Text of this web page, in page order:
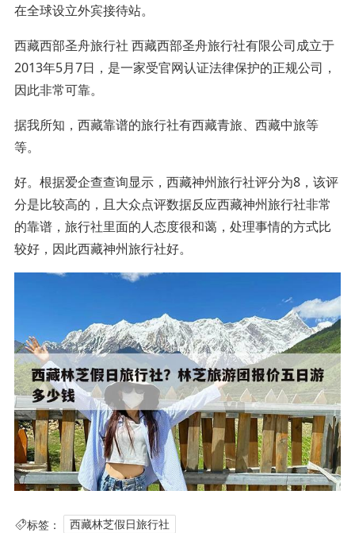
在全球设立外宾接待站。
西藏西部圣舟旅行社 西藏西部圣舟旅行社有限公司成立于
2013年5月7日，是一家受官网认证法律保护的正规公司，
因此非常可靠。
据我所知，西藏靠谱的旅行社有西藏青旅、西藏中旅等
等。
好。根据爱企查查询显示，西藏神州旅行社评分为8，该评
分是比较高的，且大众点评数据反应西藏神州旅行社非常
的靠谱，旅行社里面的人态度很和蔼，处理事情的方式比
较好，因此西藏神州旅行社好。
标签： 西藏林芝假日旅行社